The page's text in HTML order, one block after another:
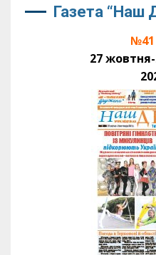
Газета “Наш
№41
27